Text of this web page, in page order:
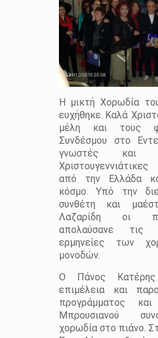
Η μικτή Χορωδία
ευχήθηκε Καλά
μέλη και τους
Συνδέσμου στο
γνωστές και
από την Ελλάδα
κόσμο. Υπό την
συνθέτη και
Λαζαρίδη οι
απολαύσανε τις
ερμηνείες των
μονοδών.
Ο Πάνος
επιμέλεια και
προγράμματος
Μπρουσιανού
χορωδία στο πιάνο.